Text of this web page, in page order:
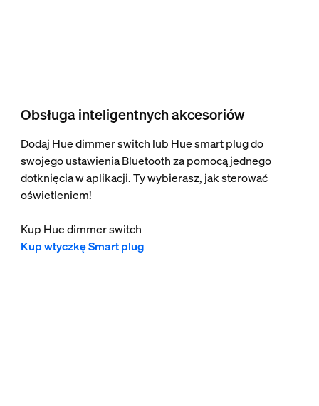
Obsługa inteligentnych akcesoriów
Dodaj Hue dimmer switch lub Hue smart plug do
swojego ustawienia Bluetooth za pomocą jednego
dotknięcia w aplikacji. Ty wybierasz, jak sterować
oświetleniem!
Kup Hue dimmer switch
Kup wtyczkę Smart plug